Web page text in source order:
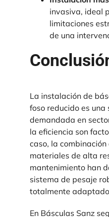
invasiva, ideal
limitaciones
de una
La instalación de
foso reducido es una
demandada en
la eficiencia son
caso, la
materiales de alta
mantenimiento han
sistema de pesaje
totalmente
En Básculas Sanz